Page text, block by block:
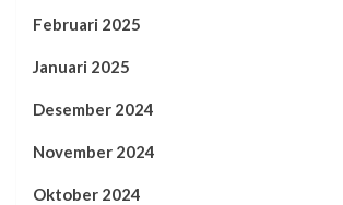
Februari 2025
Januari 2025
Desember 2024
November 2024
Oktober 2024